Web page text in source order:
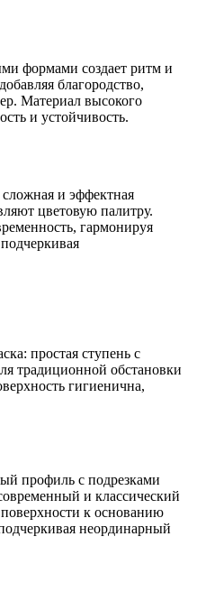
формами создает ритм и
благородство,
Материал высокого
и устойчивость.
и эффектная
цветовую палитру.
гармонируя
простая ступень с
традиционной обстановки
гигиенична,
профиль с подрезками
и классический
к основанию
неординарный